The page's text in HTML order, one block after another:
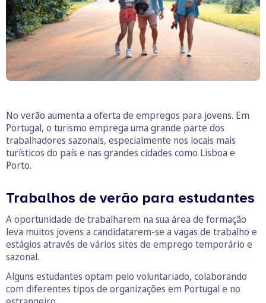
No verão aumenta a oferta de empregos para jovens. Em
Portugal, o turismo emprega uma grande parte dos
trabalhadores sazonais, especialmente nos locais mais
turísticos do país e nas grandes cidades como Lisboa e
Porto.
Trabalhos de verão para estudantes
A oportunidade de trabalharem na sua área de formação
leva muitos jovens a candidatarem-se a vagas de trabalho e
estágios através de vários sites de emprego temporário e
sazonal.
Alguns estudantes optam pelo voluntariado, colaborando
com diferentes tipos de organizações em Portugal e no